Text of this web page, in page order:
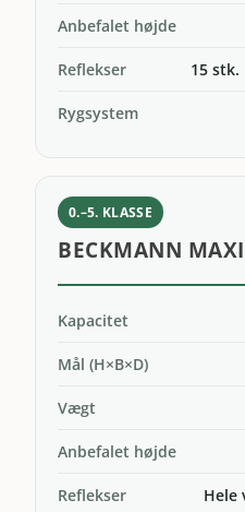
Anbefalet højde
Reflekser 15
Rygsystem
0.–5. KLASSE
BECKMANN MAXI
Kapacitet
Mål (H×B×D)
Vægt
Anbefalet højde
Reflekser Hele